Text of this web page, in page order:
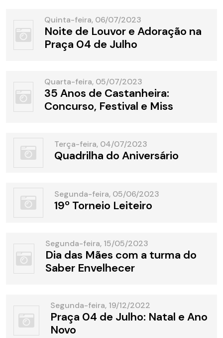
Quinta-feira, 06/07/2023
Noite de Louvor e Adoração na
Praça 04 de Julho
Quarta-feira, 05/07/2023
35 Anos de Castanheira:
Concurso, Festival e Miss
Terça-feira, 04/07/2023
Quadrilha do Aniversário
Segunda-feira, 05/06/2023
19º Torneio Leiteiro
Segunda-feira, 15/05/2023
Dia das Mães com a turma do
Saber Envelhecer
Segunda-feira, 19/12/2022
Praça 04 de Julho: Natal e Ano
Novo